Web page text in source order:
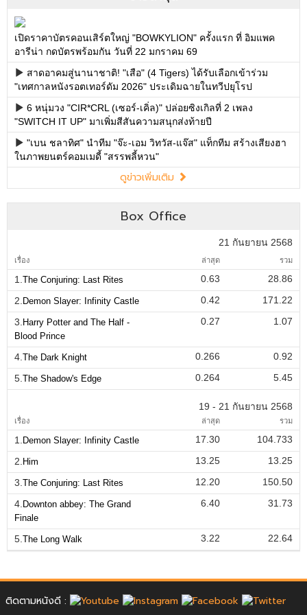
เปิดราคาบัตรคอนเสิร์ตใหญ่ "BOWKYLION" ครั้งแรก ที่ อิมแพค
อารีน่า กดบัตรพร้อมกัน วันที่ 22 มกราคม 69
สาดอาคมสู่นานาชาติ! "เสือ" (4 Tigers) ได้รับเลือกเข้าร่วม
"เทศกาลหนังรอตเทอร์ดัม 2026" ประเดิมฉายในทวีปยุโรป
6 หนุ่มวง "CIR*CRL (เซอร์-เคิ่ล)" ปล่อยซิงเกิลที่ 2 เพลง
"SWITCH IT UP" มาเพิ่มสีสันความสนุกส่งท้ายปี
"เบน ชลาทิศ" นำทีม "จ๊ะ-เอม วิทวัส-แจ๊ส" แท็กทีม สร้างเสียงฮา
ในภาพยนตร์คอมเมดี้ "สรรพลี้หวน"
ดูข่าวเพิ่มเติม
Box Office
21 กันยายน 2568
เรื่อง ล่าสุด รวม
1. The Conjuring: Last Rites 0.63
28.86
2. Demon Slayer: Infinity Castle 0.42
171.22
3. Harry Potter and The Half -
Blood Prince
0.27 1.07
4. The Dark Knight 0.266
0.92
5. The Shadow's Edge 0.264 5.45
19 - 21 กันยายน 2568
เรื่อง ล่าสุด รวม
1. Demon Slayer: Infinity Castle 17.30
104.733
2. Him 13.25
13.25
3. The Conjuring: Last Rites 12.20
150.50
4. Downton abbey: The Grand
Finale
6.40 31.73
5. The Long Walk 3.22 22.64
ติดตามหนังดี :